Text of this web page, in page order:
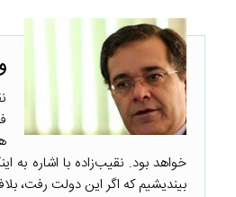
خواهد بود. نقیب‌زاده با اشاره به
بیندیشیم که اگر این دولت رفت،